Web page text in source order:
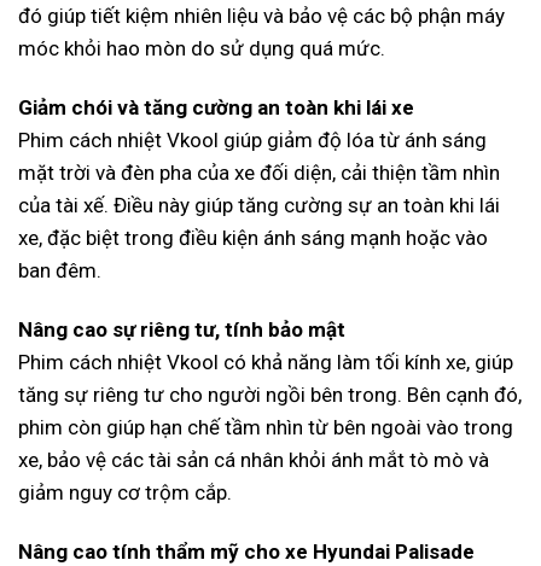
đó giúp tiết kiệm nhiên liệu và bảo vệ các bộ phận máy
móc khỏi hao mòn do sử dụng quá mức.
Giảm chói và tăng cường an toàn khi lái xe
Phim cách nhiệt Vkool giúp giảm độ lóa từ ánh sáng
mặt trời và đèn pha của xe đối diện, cải thiện tầm nhìn
của tài xế. Điều này giúp tăng cường sự an toàn khi lái
xe, đặc biệt trong điều kiện ánh sáng mạnh hoặc vào
ban đêm.
Nâng cao sự riêng tư, tính bảo mật
Phim cách nhiệt Vkool có khả năng làm tối kính xe, giúp
tăng sự riêng tư cho người ngồi bên trong. Bên cạnh đó,
phim còn giúp hạn chế tầm nhìn từ bên ngoài vào trong
xe, bảo vệ các tài sản cá nhân khỏi ánh mắt tò mò và
giảm nguy cơ trộm cắp.
Nâng cao tính thẩm mỹ cho xe Hyundai Palisade